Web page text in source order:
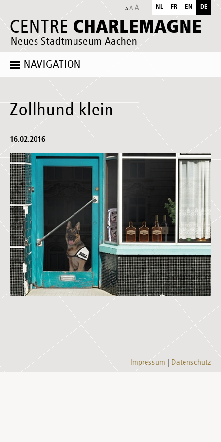
CENTRE CHARLEMAGNE
Neues Stadtmuseum Aachen
NL FR EN DE
NAVIGATION
Zollhund klein
16.02.2016
Impressum Datenschutz